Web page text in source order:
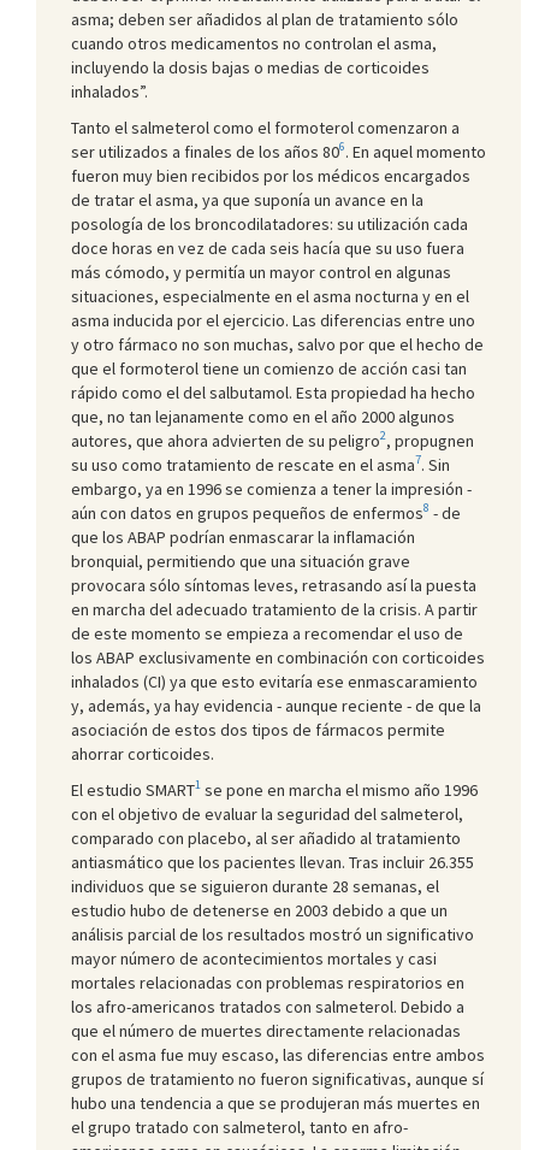
asma; deben ser añadidos al plan de tratamiento sólo
cuando otros medicamentos no controlan el asma,
incluyendo la dosis bajas o medias de corticoides
inhalados”.
Tanto el salmeterol como el formoterol comenzaron a
ser utilizados a finales de los años 806. En aquel momento
fueron muy bien recibidos por los médicos encargados
de tratar el asma, ya que suponía un avance en la
posología de los broncodilatadores: su utilización cada
doce horas en vez de cada seis hacía que su uso fuera
más cómodo, y permitía un mayor control en algunas
situaciones, especialmente en el asma nocturna y en el
asma inducida por el ejercicio. Las diferencias entre uno
y otro fármaco no son muchas, salvo por que el hecho de
que el formoterol tiene un comienzo de acción casi tan
rápido como el del salbutamol. Esta propiedad ha hecho
que, no tan lejanamente como en el año 2000 algunos
autores, que ahora advierten de su peligro2, propugnen
su uso como tratamiento de rescate en el asma7. Sin
embargo, ya en 1996 se comienza a tener la impresión -
aún con datos en grupos pequeños de enfermos8 - de
que los ABAP podrían enmascarar la inflamación
bronquial, permitiendo que una situación grave
provocara sólo síntomas leves, retrasando así la puesta
en marcha del adecuado tratamiento de la crisis. A partir
de este momento se empieza a recomendar el uso de
los ABAP exclusivamente en combinación con corticoides
inhalados (CI) ya que esto evitaría ese enmascaramiento
y, además, ya hay evidencia - aunque reciente - de que la
asociación de estos dos tipos de fármacos permite
ahorrar corticoides.
El estudio SMART1 se pone en marcha el mismo año 1996
con el objetivo de evaluar la seguridad del salmeterol,
comparado con placebo, al ser añadido al tratamiento
antiasmático que los pacientes llevan. Tras incluir 26.355
individuos que se siguieron durante 28 semanas, el
estudio hubo de detenerse en 2003 debido a que un
análisis parcial de los resultados mostró un significativo
mayor número de acontecimientos mortales y casi
mortales relacionadas con problemas respiratorios en
los afro-americanos tratados con salmeterol. Debido a
que el número de muertes directamente relacionadas
con el asma fue muy escaso, las diferencias entre ambos
grupos de tratamiento no fueron significativas, aunque sí
hubo una tendencia a que se produjeran más muertes en
el grupo tratado con salmeterol, tanto en afro-